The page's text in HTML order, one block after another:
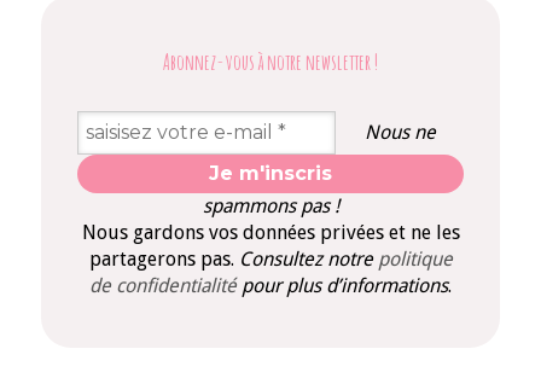
Abonnez-vous à notre newsletter !
Nous ne
spammons pas !
Nous gardons vos données privées et ne les
partagerons pas. Consultez notre politique
de confidentialité pour plus d’informations.